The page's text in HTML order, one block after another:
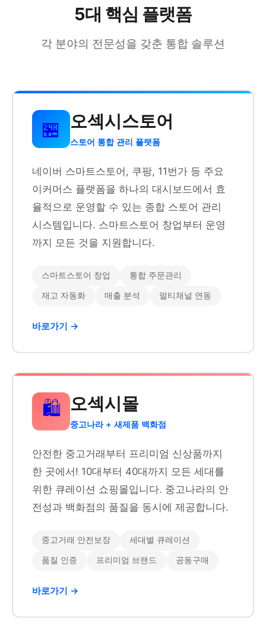
5대 핵심 플랫폼
각 분야의 전문성을 갖춘 통합 솔루션
🏪 오섹시스토어
스토어 통합 관리 플랫폼
네이버 스마트스토어, 쿠팡, 11번가 등 주요
이커머스 플랫폼을 하나의 대시보드에서 효
율적으로 운영할 수 있는 종합 스토어 관리
시스템입니다. 스마트스토어 창업부터 운영
까지 모든 것을 지원합니다.
스마트스토어 창업 통합 주문관리
재고 자동화 매출 분석 멀티채널 연동
바로가기 →
🛍️ 오섹시몰
중고나라 + 새제품 백화점
안전한 중고거래부터 프리미엄 신상품까지
한 곳에서! 10대부터 40대까지 모든 세대를
위한 큐레이션 쇼핑몰입니다. 중고나라의 안
전성과 백화점의 품질을 동시에 제공합니다.
중고거래 안전보장 세대별 큐레이션
품질 인증 프리미엄 브랜드 공동구매
바로가기 →